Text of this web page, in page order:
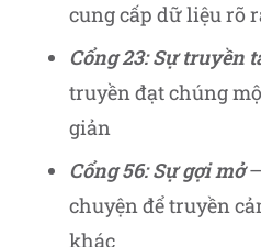
cung cấp dữ liệu rõ
Cổng 23: Sự truyền
truyền đạt chúng
giản
Cổng 56: Sự gợi mở–
chuyện để truyền
khác